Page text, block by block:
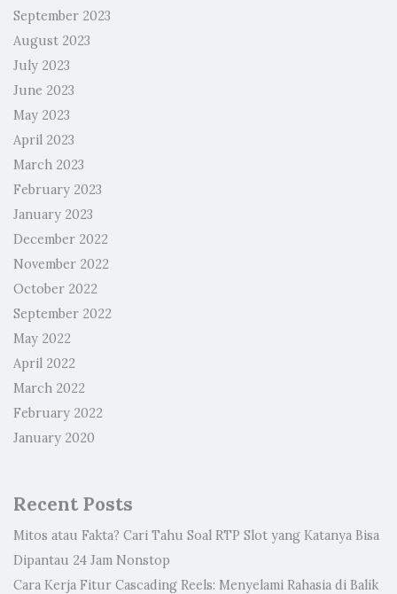
September 2023
August 2023
July 2023
June 2023
May 2023
April 2023
March 2023
February 2023
January 2023
December 2022
November 2022
October 2022
September 2022
May 2022
April 2022
March 2022
February 2022
January 2020
Recent Posts
Mitos atau Fakta? Cari Tahu Soal RTP Slot yang Katanya Bisa
Dipantau 24 Jam Nonstop
Cara Kerja Fitur Cascading Reels: Menyelami Rahasia di Balik